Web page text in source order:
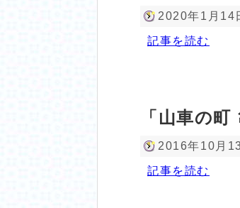
2020年1月14
記事を読む
「山車の町
2016年10月
記事を読む